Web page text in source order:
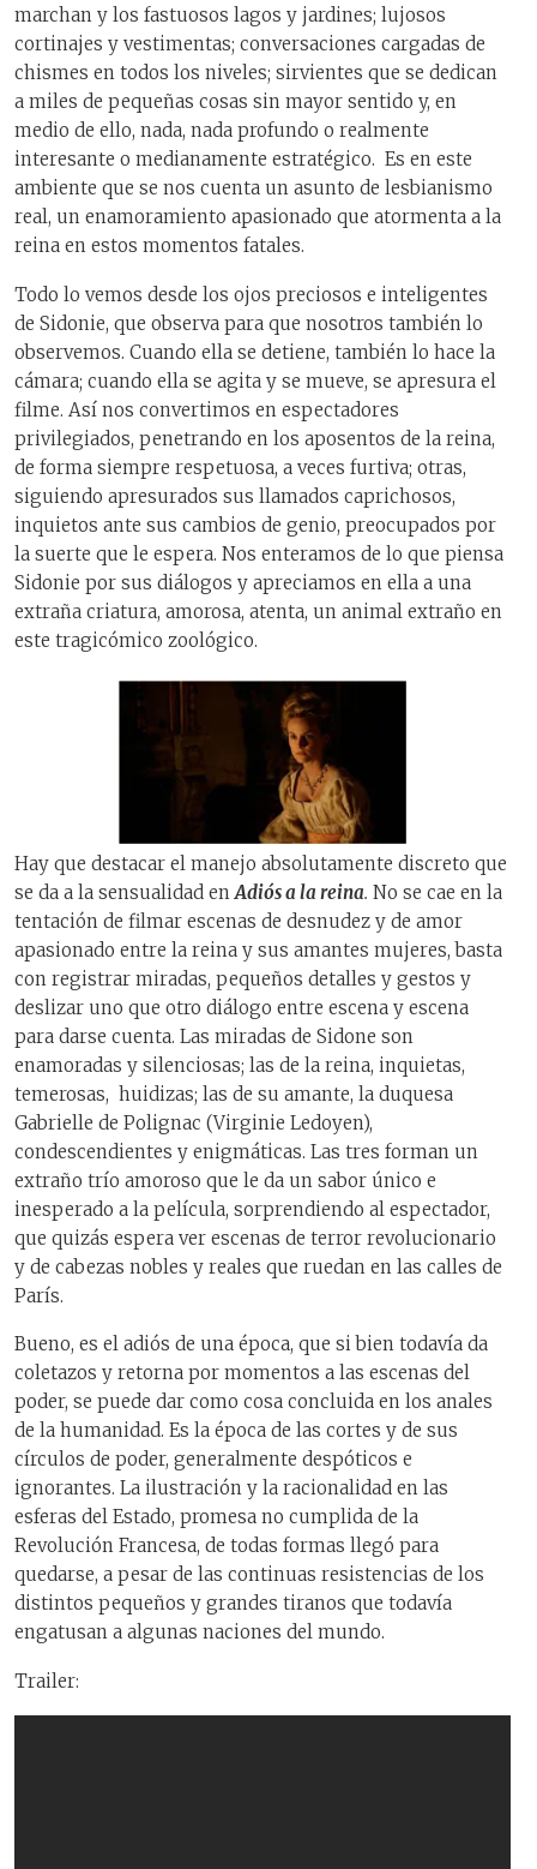
marchan y los fastuosos lagos y jardines; lujosos
cortinajes y vestimentas; conversaciones cargadas de
chismes en todos los niveles; sirvientes que se dedican
a miles de pequeñas cosas sin mayor sentido y, en
medio de ello, nada, nada profundo o realmente
interesante o medianamente estratégico. Es en este
ambiente que se nos cuenta un asunto de lesbianismo
real, un enamoramiento apasionado que atormenta a la
reina en estos momentos fatales.
Todo lo vemos desde los ojos preciosos e inteligentes
de Sidonie, que observa para que nosotros también lo
observemos. Cuando ella se detiene, también lo hace la
cámara; cuando ella se agita y se mueve, se apresura el
filme. Así nos convertimos en espectadores
privilegiados, penetrando en los aposentos de la reina,
de forma siempre respetuosa, a veces furtiva; otras,
siguiendo apresurados sus llamados caprichosos,
inquietos ante sus cambios de genio, preocupados por
la suerte que le espera. Nos enteramos de lo que piensa
Sidonie por sus diálogos y apreciamos en ella a una
extraña criatura, amorosa, atenta, un animal extraño en
este tragicómico zoológico.
Hay que destacar el manejo absolutamente discreto que
se da a la sensualidad en Adiós a la reina. No se cae en la
tentación de filmar escenas de desnudez y de amor
apasionado entre la reina y sus amantes mujeres, basta
con registrar miradas, pequeños detalles y gestos y
deslizar uno que otro diálogo entre escena y escena
para darse cuenta. Las miradas de Sidone son
enamoradas y silenciosas; las de la reina, inquietas,
temerosas, huidizas; las de su amante, la duquesa
Gabrielle de Polignac (Virginie Ledoyen),
condescendientes y enigmáticas. Las tres forman un
extraño trío amoroso que le da un sabor único e
inesperado a la película, sorprendiendo al espectador,
que quizás espera ver escenas de terror revolucionario
y de cabezas nobles y reales que ruedan en las calles de
París.
Bueno, es el adiós de una época, que si bien todavía da
coletazos y retorna por momentos a las escenas del
poder, se puede dar como cosa concluida en los anales
de la humanidad. Es la época de las cortes y de sus
círculos de poder, generalmente despóticos e
ignorantes. La ilustración y la racionalidad en las
esferas del Estado, promesa no cumplida de la
Revolución Francesa, de todas formas llegó para
quedarse, a pesar de las continuas resistencias de los
distintos pequeños y grandes tiranos que todavía
engatusan a algunas naciones del mundo.
Trailer: